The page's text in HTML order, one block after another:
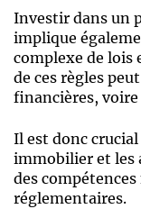
Investir dans un
implique
complexe de lois
de ces règles
financières,
Il est donc
immobilier et les
des compétences
réglementaires.